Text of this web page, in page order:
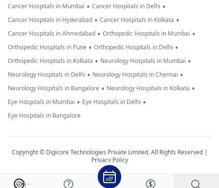
Cancer Hospitals in Mumbai • Cancer Hospitals in Delhi •
Cancer Hospitals in Hyderabad • Cancer Hospitals in Kolkata •
Cancer Hospitals in Ahmedabad • Orthopedic Hospitals in Mumbai •
Orthopedic Hospitals in Pune • Orthopedic Hospitals in Delhi •
Orthopedic Hospitals in Kolkata • Neurology Hospitals in Mumbai •
Neurology Hospitals in Delhi • Neurology Hospitals in Chennai •
Neurology Hospitals in Bangalore • Neurology Hospitals in Kolkata •
Eye Hospitals in Mumbai • Eye Hospitals in Delhi •
Eye Hospitals in Bangalore
Copyright © Digicore Technologies Private Limited. All Rights Reserved |
Privacy Policy